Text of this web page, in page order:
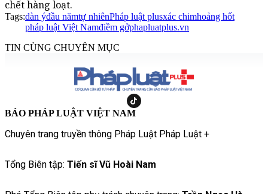
chết hàng loạt.
Tags:dàn ýđầu nămtự nhiênPháp luật plusxác chimhoảng hốt
pháp luật Việt Namđiềm gởphapluatplus.vn
TIN CÙNG CHUYÊN MỤC
BÁO PHÁP LUẬT VIỆT NAM
Chuyên trang truyền thông Pháp Luật Pháp Luật +
Tổng Biên tập: Tiến sĩ Vũ Hoài Nam